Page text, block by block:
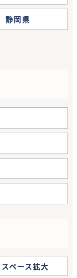
静岡県
スペース拡大